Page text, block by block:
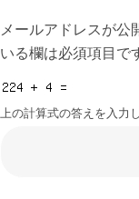
メールアドレスが公
いる欄は必須項目で
上の計算式の答えを入力